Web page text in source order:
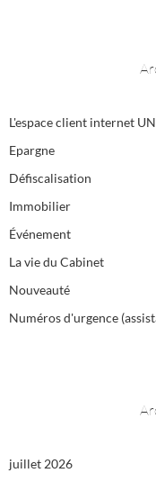
L'espace client internet
Epargne
Défiscalisation
Immobilier
Événement
La vie du Cabinet
Nouveauté
Numéros d'urgence
juillet 2026